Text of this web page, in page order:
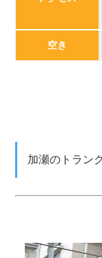
空き
加瀬のトラン